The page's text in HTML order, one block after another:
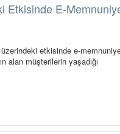
Etkisinde E-
etkisinde e-
alan müşterilerin yaşadığı